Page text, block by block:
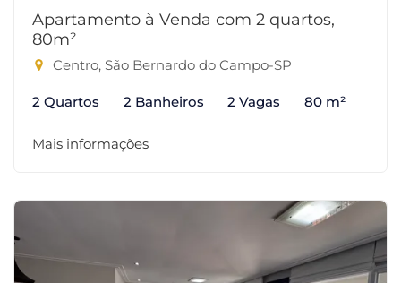
Apartamento à Venda com 2 quartos,
80m²
Centro, São Bernardo do Campo-SP
2 Quartos 2 Banheiros 2 Vagas 80 m²
Mais informações